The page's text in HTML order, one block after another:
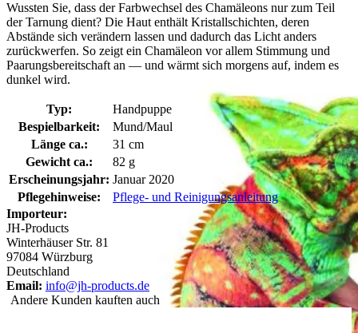
Wussten Sie, dass der Farbwechsel des Chamäleons nur zum Teil
der Tarnung dient? Die Haut enthält Kristallschichten, deren
Abstände sich verändern lassen und dadurch das Licht anders
zurückwerfen. So zeigt ein Chamäleon vor allem Stimmung und
Paarungsbereitschaft an — und wärmt sich morgens auf, indem es
dunkel wird.
Typ:
Handpuppe
Bespielbarkeit:
Mund/Maul
Länge ca.:
31 cm
Gewicht ca.:
82 g
Erscheinungsjahr: Januar 2020
Pflegehinweise:
Pflege- und Reinigungsanleitung
Importeur:
JH-Products
Winterhäuser Str. 81
97084 Würzburg
Deutschland
Email: info@jh-products.de
Andere Kunden kauften auch